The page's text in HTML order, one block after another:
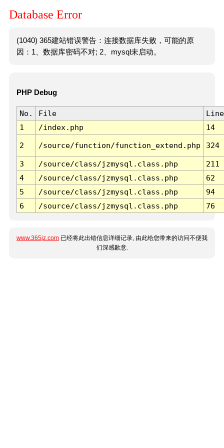
Database Error
(1040) 365建站错误警告：连接数据库失败，可能的原
因：1、数据库密码不对; 2、mysql未启动。
PHP Debug
No. File
Line
1
/index.php 14
2 /source/function/function_extend.php 324
3 /source/class/jzmysql.class.php
211
4
/source/class/jzmysql.class.php
62
5
/source/class/jzmysql.class.php
94
6
/source/class/jzmysql.class.php 76
www.365jz.com 已经将此出错信息详细记录, 由此给您带来的访问不便我
们深感歉意.